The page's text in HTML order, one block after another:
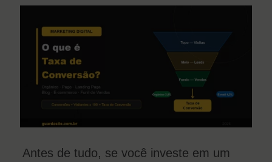
Antes de tudo, se você investe em um